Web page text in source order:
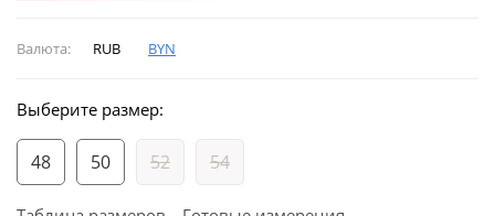
Валюта: RUB BYN
Выберите размер:
48 50 52 54